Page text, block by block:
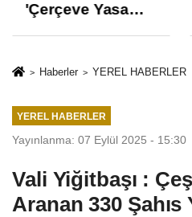
'Çerçeve Yasa
ve İhanet
Haberler YEREL HABERLER
YEREL HABERLER
Yayınlanma: 07 Eylül 2025 - 15:30
Vali Yiğitbaşı :
Aranan 330 Şahıs